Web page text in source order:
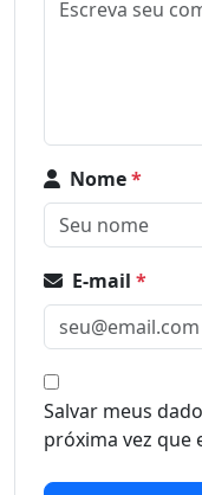
Nome*
E-mail *
Salvar meus
próxima vez que